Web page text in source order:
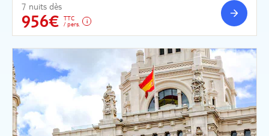
7 nuits dès
956€
TTC
/ pers.